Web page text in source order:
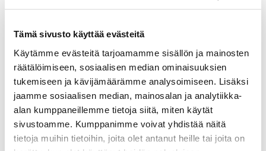
Tämä sivusto käyttää evästeitä
Käytämme evästeitä tarjoamamme sisällön ja mainosten
räätälöimiseen, sosiaalisen median ominaisuuksien
tukemiseen ja kävijämäärämme analysoimiseen. Lisäksi
jaamme sosiaalisen median, mainosalan ja analytiikka-
alan kumppaneillemme tietoja siitä, miten käytät
sivustoamme. Kumppanimme voivat yhdistää näitä
tietoja muihin tietoihin, joita olet antanut heille tai joita on
theme